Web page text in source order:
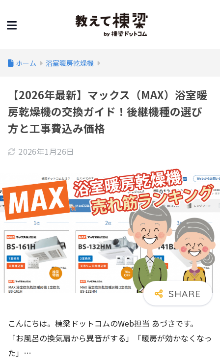
ホーム 浴室暖房乾燥機
【2026年最新】マックス（MAX）浴室暖
房乾燥機の交換ガイド！後継機種の選び
方と工事費込み価格
2026年1月26日
こんにちは。棟梁ドットコムのWeb担当 あづさです。
「お風呂の換気扇から異音がする」「暖房が効かなくなっ
た」…